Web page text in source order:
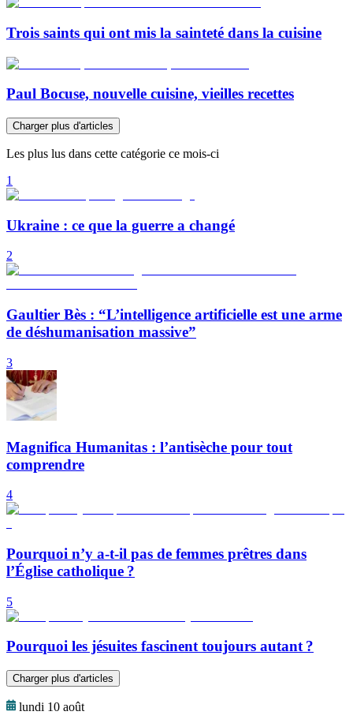
Trois saints qui ont mis la sainteté dans la cuisine
Paul Bocuse, nouvelle cuisine, vieilles recettes
Charger plus d'articles
Les plus lus dans cette catégorie ce mois-ci
1
Ukraine : ce que la guerre a changé
2
Gaultier Bès : “L’intelligence artificielle est une arme
de déshumanisation massive”
3
Magnifica Humanitas : l’antisèche pour tout
comprendre
4
Pourquoi n’y a-t-il pas de femmes prêtres dans
l’Église catholique ?
5
Pourquoi les jésuites fascinent toujours autant ?
Charger plus d'articles
lundi 10 août